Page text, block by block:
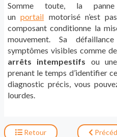
Somme toute, la
un portail motorisé n’est
composant conditionne la
mouvement. Sa
symptômes visibles comme
arrêts intempestifs ou
prenant le temps d’identifier
diagnostic précis, vous
lourdes.
Retour